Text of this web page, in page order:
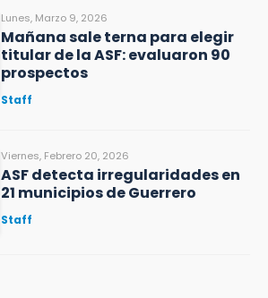
Lunes, Marzo 9, 2026
Mañana sale terna para elegir
titular de la ASF: evaluaron 90
prospectos
Staff
Viernes, Febrero 20, 2026
ASF detecta irregularidades en
21 municipios de Guerrero
Staff